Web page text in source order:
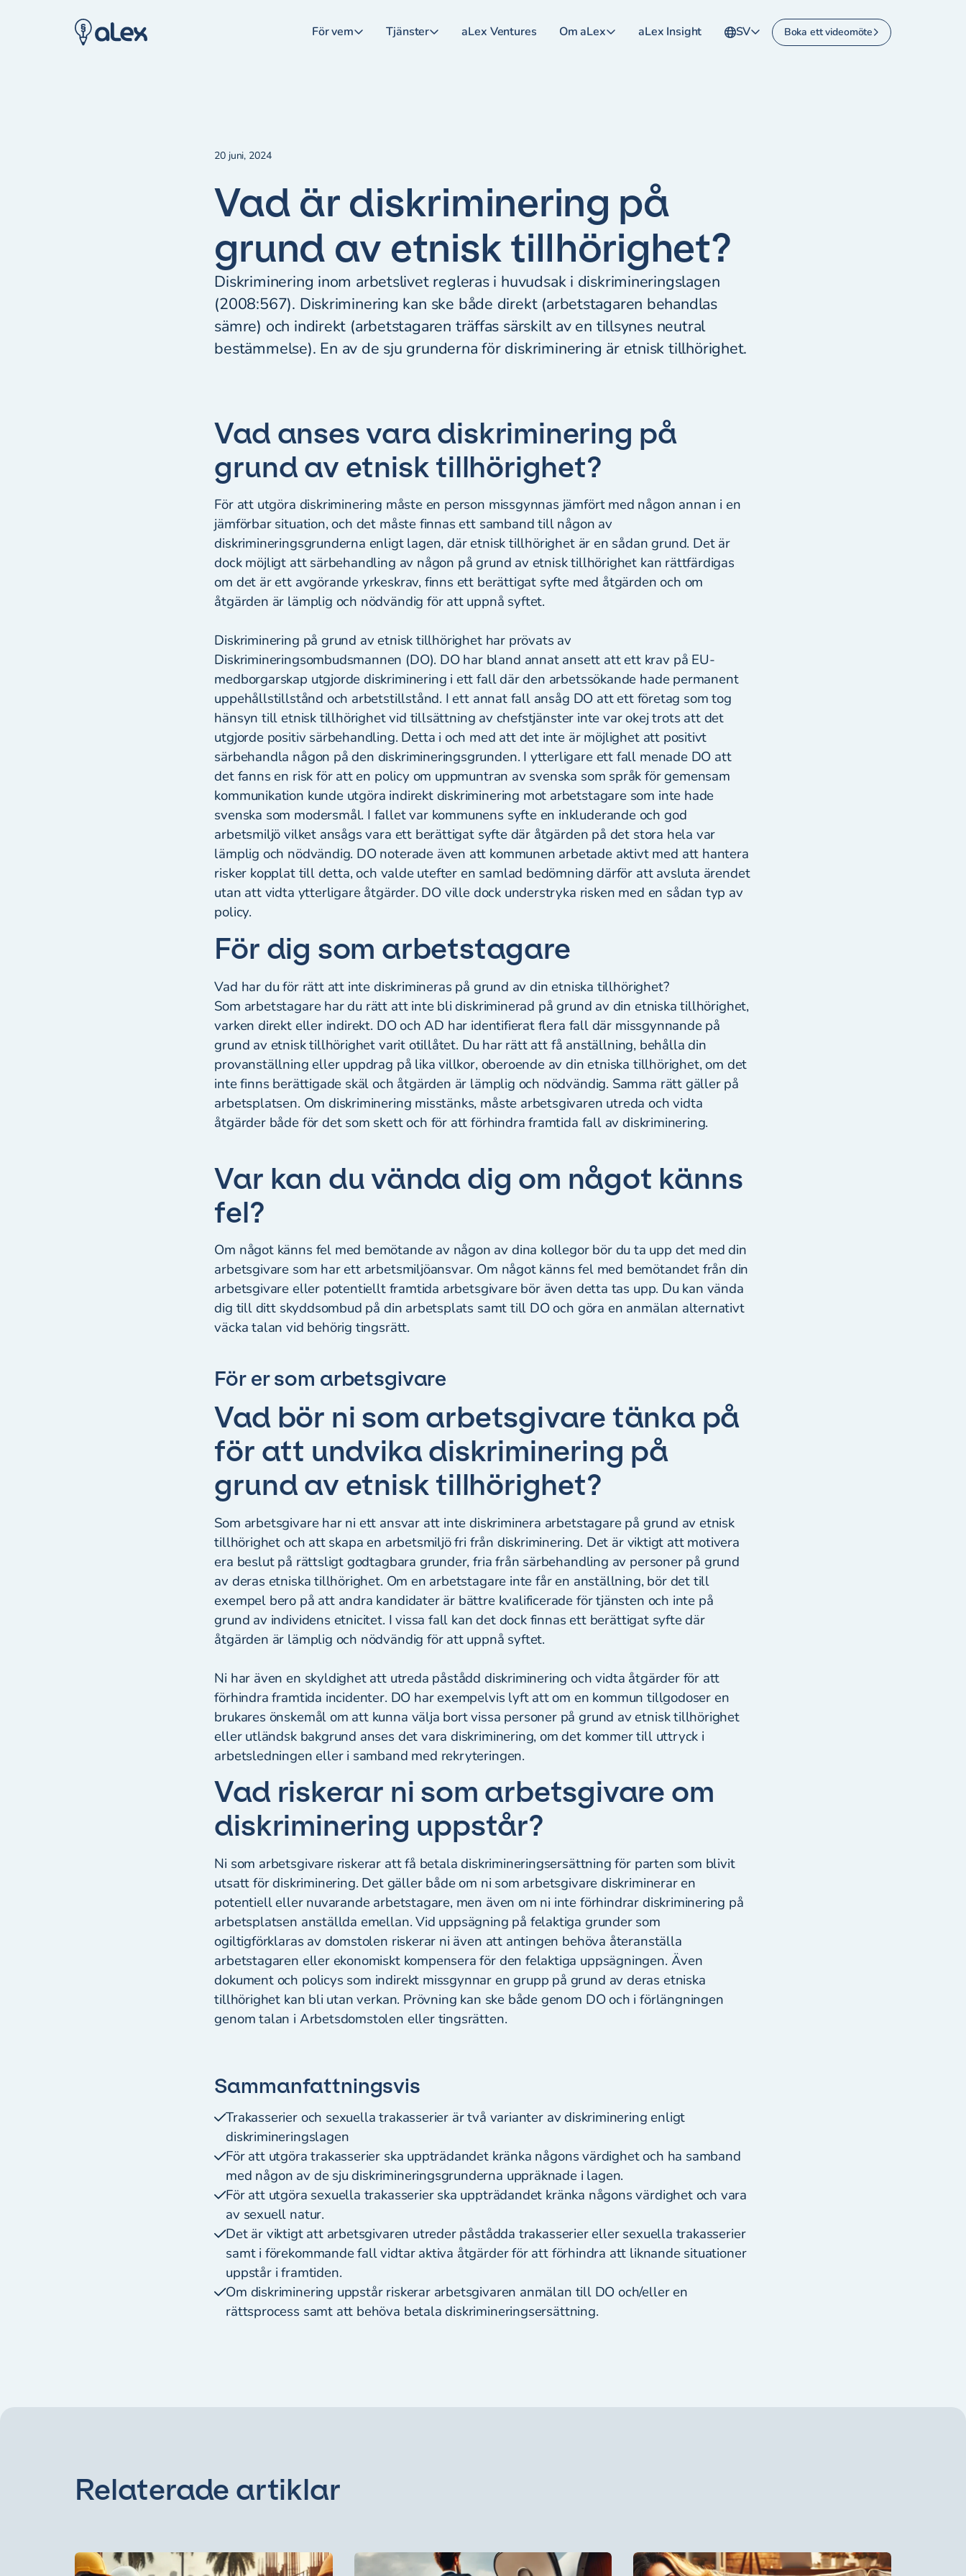
För vem Tjänster aLex Ventures Om aLex aLex Insight SV Boka ett videomöte
20 juni, 2024
Vad är diskriminering på
grund av etnisk tillhörighet?
Diskriminering inom arbetslivet regleras i huvudsak i diskrimineringslagen
(2008:567). Diskriminering kan ske både direkt (arbetstagaren behandlas
sämre) och indirekt (arbetstagaren träffas särskilt av en tillsynes neutral
bestämmelse). En av de sju grunderna för diskriminering är etnisk tillhörighet.
Vad anses vara diskriminering på
grund av etnisk tillhörighet?
För att utgöra diskriminering måste en person missgynnas jämfört med någon annan i en
jämförbar situation, och det måste finnas ett samband till någon av
diskrimineringsgrunderna enligt lagen, där etnisk tillhörighet är en sådan grund. Det är
dock möjligt att särbehandling av någon på grund av etnisk tillhörighet kan rättfärdigas
om det är ett avgörande yrkeskrav, finns ett berättigat syfte med åtgärden och om
åtgärden är lämplig och nödvändig för att uppnå syftet.
Diskriminering på grund av etnisk tillhörighet har prövats av
Diskrimineringsombudsmannen (DO). DO har bland annat ansett att ett krav på EU-
medborgarskap utgjorde diskriminering i ett fall där den arbetssökande hade permanent
uppehållstillstånd och arbetstillstånd. I ett annat fall ansåg DO att ett företag som tog
hänsyn till etnisk tillhörighet vid tillsättning av chefstjänster inte var okej trots att det
utgjorde positiv särbehandling. Detta i och med att det inte är möjlighet att positivt
särbehandla någon på den diskrimineringsgrunden. I ytterligare ett fall menade DO att
det fanns en risk för att en policy om uppmuntran av svenska som språk för gemensam
kommunikation kunde utgöra indirekt diskriminering mot arbetstagare som inte hade
svenska som modersmål. I fallet var kommunens syfte en inkluderande och god
arbetsmiljö vilket ansågs vara ett berättigat syfte där åtgärden på det stora hela var
lämplig och nödvändig. DO noterade även att kommunen arbetade aktivt med att hantera
risker kopplat till detta, och valde utefter en samlad bedömning därför att avsluta ärendet
utan att vidta ytterligare åtgärder. DO ville dock understryka risken med en sådan typ av
policy.
För dig som arbetstagare
Vad har du för rätt att inte diskrimineras på grund av din etniska tillhörighet?
Som arbetstagare har du rätt att inte bli diskriminerad på grund av din etniska tillhörighet,
varken direkt eller indirekt. DO och AD har identifierat flera fall där missgynnande på
grund av etnisk tillhörighet varit otillåtet. Du har rätt att få anställning, behålla din
provanställning eller uppdrag på lika villkor, oberoende av din etniska tillhörighet, om det
inte finns berättigade skäl och åtgärden är lämplig och nödvändig. Samma rätt gäller på
arbetsplatsen. Om diskriminering misstänks, måste arbetsgivaren utreda och vidta
åtgärder både för det som skett och för att förhindra framtida fall av diskriminering.
Var kan du vända dig om något känns
fel?
Om något känns fel med bemötande av någon av dina kollegor bör du ta upp det med din
arbetsgivare som har ett arbetsmiljöansvar. Om något känns fel med bemötandet från din
arbetsgivare eller potentiellt framtida arbetsgivare bör även detta tas upp. Du kan vända
dig till ditt skyddsombud på din arbetsplats samt till DO och göra en anmälan alternativt
väcka talan vid behörig tingsrätt.
För er som arbetsgivare
Vad bör ni som arbetsgivare tänka på
för att undvika diskriminering på
grund av etnisk tillhörighet?
Som arbetsgivare har ni ett ansvar att inte diskriminera arbetstagare på grund av etnisk
tillhörighet och att skapa en arbetsmiljö fri från diskriminering. Det är viktigt att motivera
era beslut på rättsligt godtagbara grunder, fria från särbehandling av personer på grund
av deras etniska tillhörighet. Om en arbetstagare inte får en anställning, bör det till
exempel bero på att andra kandidater är bättre kvalificerade för tjänsten och inte på
grund av individens etnicitet. I vissa fall kan det dock finnas ett berättigat syfte där
åtgärden är lämplig och nödvändig för att uppnå syftet.
Ni har även en skyldighet att utreda påstådd diskriminering och vidta åtgärder för att
förhindra framtida incidenter. DO har exempelvis lyft att om en kommun tillgodoser en
brukares önskemål om att kunna välja bort vissa personer på grund av etnisk tillhörighet
eller utländsk bakgrund anses det vara diskriminering, om det kommer till uttryck i
arbetsledningen eller i samband med rekryteringen.
Vad riskerar ni som arbetsgivare om
diskriminering uppstår?
Ni som arbetsgivare riskerar att få betala diskrimineringsersättning för parten som blivit
utsatt för diskriminering. Det gäller både om ni som arbetsgivare diskriminerar en
potentiell eller nuvarande arbetstagare, men även om ni inte förhindrar diskriminering på
arbetsplatsen anställda emellan. Vid uppsägning på felaktiga grunder som
ogiltigförklaras av domstolen riskerar ni även att antingen behöva återanställa
arbetstagaren eller ekonomiskt kompensera för den felaktiga uppsägningen. Även
dokument och policys som indirekt missgynnar en grupp på grund av deras etniska
tillhörighet kan bli utan verkan. Prövning kan ske både genom DO och i förlängningen
genom talan i Arbetsdomstolen eller tingsrätten.
Sammanfattningsvis
Trakasserier och sexuella trakasserier är två varianter av diskriminering enligt
diskrimineringslagen
För att utgöra trakasserier ska uppträdandet kränka någons värdighet och ha samband
med någon av de sju diskrimineringsgrunderna uppräknade i lagen.
För att utgöra sexuella trakasserier ska uppträdandet kränka någons värdighet och vara
av sexuell natur.
Det är viktigt att arbetsgivaren utreder påstådda trakasserier eller sexuella trakasserier
samt i förekommande fall vidtar aktiva åtgärder för att förhindra att liknande situationer
uppstår i framtiden.
Om diskriminering uppstår riskerar arbetsgivaren anmälan till DO och/eller en
rättsprocess samt att behöva betala diskrimineringsersättning.
Relaterade artiklar